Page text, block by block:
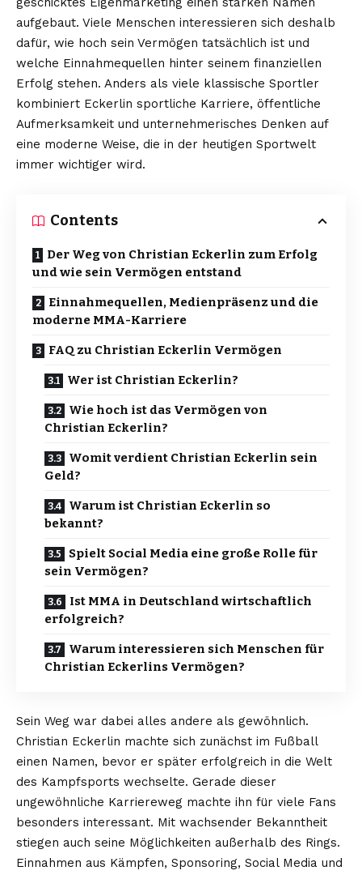
aufgebaut. Viele Menschen interessieren sich deshalb
dafür, wie hoch sein Vermögen tatsächlich ist und
welche Einnahmequellen hinter seinem finanziellen
Erfolg stehen. Anders als viele klassische Sportler
kombiniert Eckerlin sportliche Karriere, öffentliche
Aufmerksamkeit und unternehmerisches Denken auf
eine moderne Weise, die in der heutigen Sportwelt
immer wichtiger wird.
Contents
Der Weg von Christian Eckerlin zum Erfolg
und wie sein Vermögen entstand
Einnahmequellen, Medienpräsenz und die
moderne MMA-Karriere
FAQ zu Christian Eckerlin Vermögen
Wer ist Christian Eckerlin?
Wie hoch ist das Vermögen von
Christian Eckerlin?
Womit verdient Christian Eckerlin sein
Geld?
Warum ist Christian Eckerlin so
bekannt?
Spielt Social Media eine große Rolle für
sein Vermögen?
Ist MMA in Deutschland wirtschaftlich
erfolgreich?
Warum interessieren sich Menschen für
Christian Eckerlins Vermögen?
Sein Weg war dabei alles andere als gewöhnlich.
Christian Eckerlin machte sich zunächst im Fußball
einen Namen, bevor er später erfolgreich in die Welt
des Kampfsports wechselte. Gerade dieser
ungewöhnliche Karriereweg machte ihn für viele Fans
besonders interessant. Mit wachsender Bekanntheit
stiegen auch seine Möglichkeiten außerhalb des Rings.
Einnahmen aus Kämpfen, Sponsoring, Social Media und